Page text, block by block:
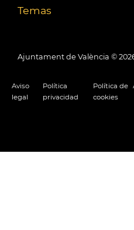
Temas
Ajuntament de València ©
Aviso
legal
Política
privacidad
Política de
cookies